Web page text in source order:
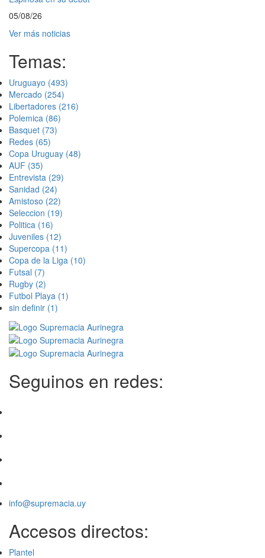
05/08/26
Ver más noticias
Temas:
Uruguayo (493)
Mercado (254)
Libertadores (216)
Polemica (86)
Basquet (73)
Redes (65)
Copa Uruguay (48)
AUF (35)
Entrevista (29)
Sanidad (24)
Amistoso (22)
Seleccion (19)
Politica (16)
Juveniles (12)
Supercopa (11)
Copa de la Liga (10)
Futsal (7)
Rugby (2)
Futbol Playa (1)
sin definir (1)
Seguinos en redes:
info@supremacia.uy
Accesos directos:
Plantel